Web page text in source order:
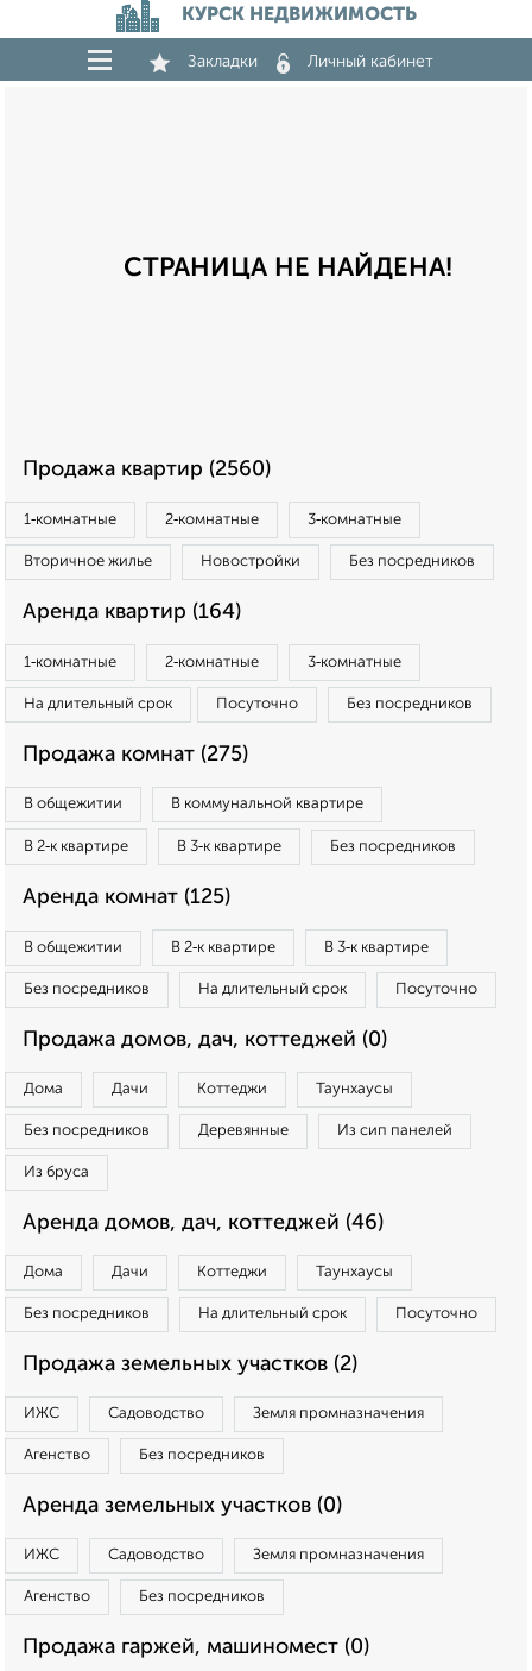
КУРСК НЕДВИЖИМОСТЬ
Закладки Личный кабинет
СТРАНИЦА НЕ НАЙДЕНА!
Продажа квартир (2560)
1‑комнатные 2‑комнатные 3‑комнатные
Вторичное жилье Новостройки Без посредников
Аренда квартир (164)
1‑комнатные 2‑комнатные 3‑комнатные
На длительный срок Посуточно Без посредников
Продажа комнат (275)
В общежитии В коммунальной квартире
В 2‑к квартире В 3‑к квартире Без посредников
Аренда комнат (125)
В общежитии В 2‑к квартире В 3‑к квартире
Без посредников На длительный срок Посуточно
Продажа домов, дач, коттеджей (0)
Дома Дачи Коттеджи Таунхаусы
Без посредников Деревянные Из сип панелей
Из бруса
Аренда домов, дач, коттеджей (46)
Дома Дачи Коттеджи Таунхаусы
Без посредников На длительный срок Посуточно
Продажа земельных участков (2)
ИЖС Садоводство Земля промназначения
Агенство Без посредников
Аренда земельных участков (0)
ИЖС Садоводство Земля промназначения
Агенство Без посредников
Продажа гаржей, машиномест (0)